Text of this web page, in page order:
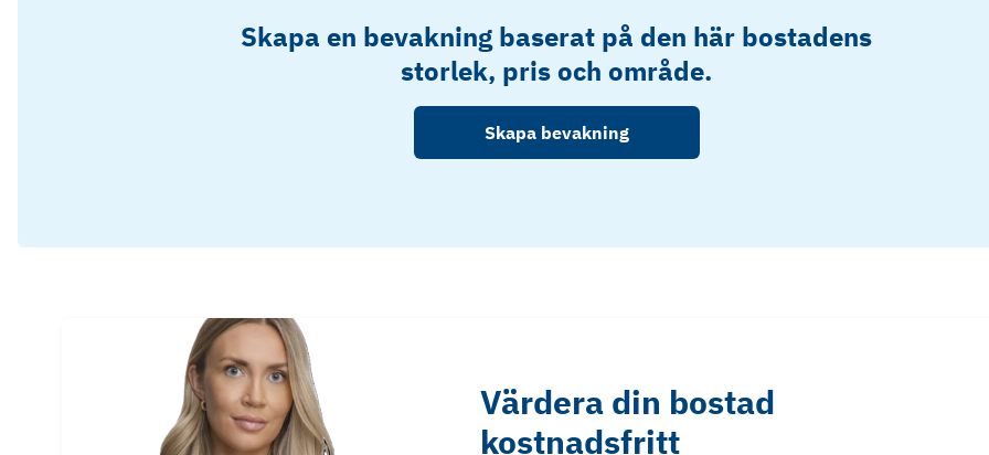
Skapa en bevakning baserat på den här bostadens
storlek, pris och område.
Skapa bevakning
Värdera din bostad
kostnadsfritt